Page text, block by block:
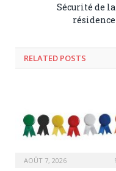
Sécurité de la
résidence
RELATED POSTS
AOÛT 7, 2026